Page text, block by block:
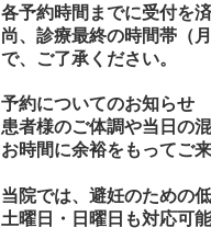
各予約時間までに受付を
尚、診療最終の時間帯（
で、ご了承ください。
予約についてのお知らせ
患者様のご体調や当日の
お時間に余裕をもってご
当院では、避妊のための
土曜日・日曜日も対応可能